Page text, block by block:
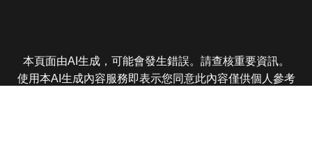
本頁面由AI生成，可能會發生錯誤。請查核重要資訊。
使用本AI生成內容服務即表示您同意此內容僅供個人參考